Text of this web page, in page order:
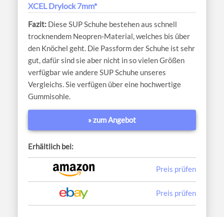
XCEL Drylock 7mm*
Diese SUP Schuhe bestehen aus schnell
trocknendem Neopren-Material, welches bis über
den Knöchel geht. Die Passform der Schuhe ist sehr
gut, dafür sind sie aber nicht in so vielen Größen
verfügbar wie andere SUP Schuhe unseres
Vergleichs. Sie verfügen über eine hochwertige
Gummisohle.
» zum Angebot
Erhältlich bei:
Preis prüfen
Preis prüfen